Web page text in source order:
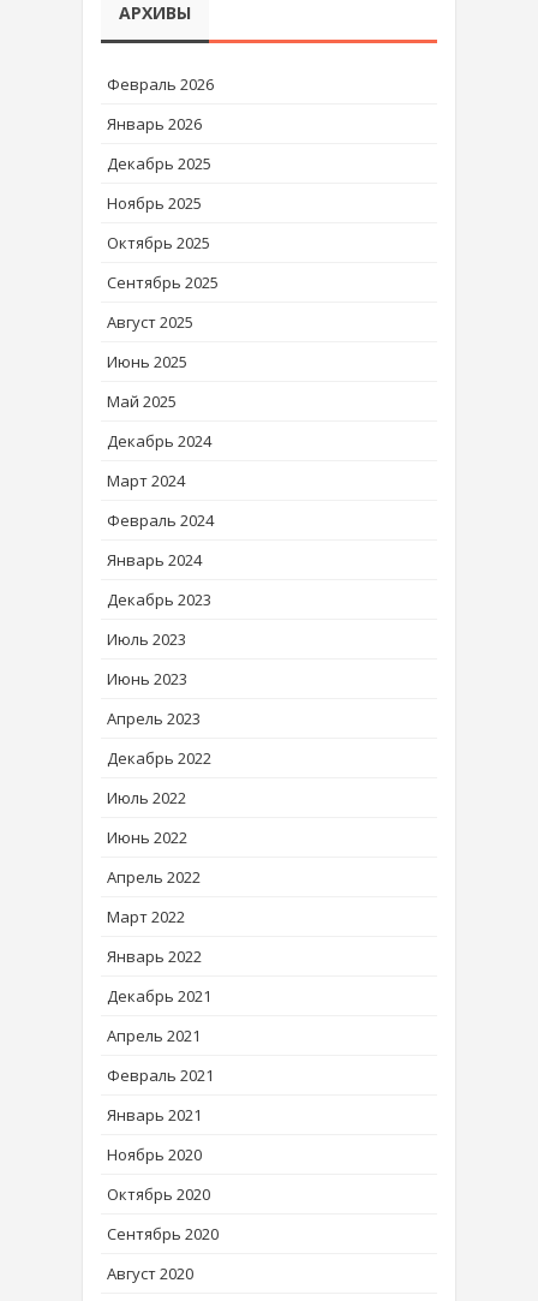
АРХИВЫ
Февраль 2026
Январь 2026
Декабрь 2025
Ноябрь 2025
Октябрь 2025
Сентябрь 2025
Август 2025
Июнь 2025
Май 2025
Декабрь 2024
Март 2024
Февраль 2024
Январь 2024
Декабрь 2023
Июль 2023
Июнь 2023
Апрель 2023
Декабрь 2022
Июль 2022
Июнь 2022
Апрель 2022
Март 2022
Январь 2022
Декабрь 2021
Апрель 2021
Февраль 2021
Январь 2021
Ноябрь 2020
Октябрь 2020
Сентябрь 2020
Август 2020